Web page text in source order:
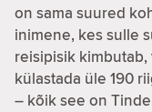
on sama suured
inimene, kes sulle
reisipisik
külastada üle 190
– kõik see on